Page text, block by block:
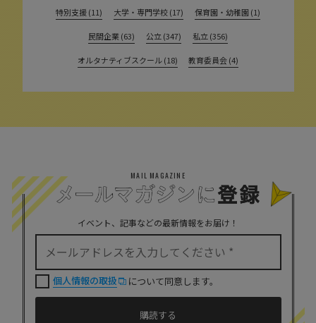
特別支援 (11) 大学・専門学校 (17) 保育園・幼稚園 (1)
民間企業 (63) 公立 (347) 私立 (356)
オルタナティブスクール (18) 教育委員会 (4)
MAIL MAGAZINE
イベント、記事などの最新情報をお届け！
個人情報の取扱 について同意します。